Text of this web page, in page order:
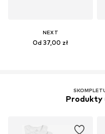
NEXT
Od 37,00 zł
Produkty